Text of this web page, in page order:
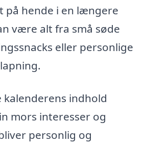
på hende i en længere
være alt fra små søde
eller personlige
kalenderens indhold
mors interesser og
personlig og